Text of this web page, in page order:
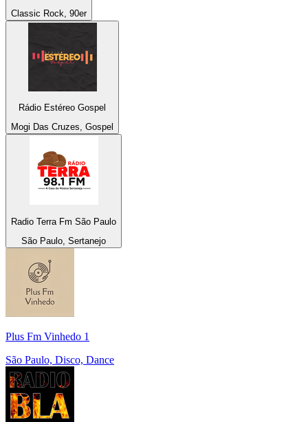
Classic Rock, 90er
Rádio Estéreo Gospel
Mogi Das Cruzes, Gospel
Radio Terra Fm São Paulo
São Paulo, Sertanejo
Plus Fm Vinhedo 1
São Paulo, Disco, Dance